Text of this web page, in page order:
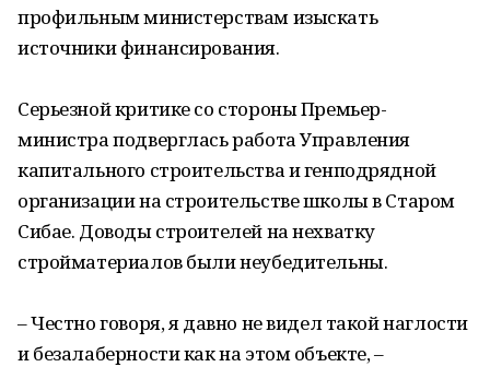
профильным министерствам изыскать
источники финансирования.
Серьезной критике со стороны Премьер-
министра подверглась работа Управления
капитального строительства и генподрядной
организации на строительстве школы в Старом
Сибае. Доводы строителей на нехватку
стройматериалов были неубедительны.
– Честно говоря, я давно не видел такой наглости
и безалаберности как на этом объекте, –